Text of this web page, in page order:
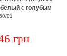
белый с голубым
01
грн